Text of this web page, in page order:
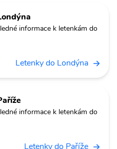
informace k letenkám do
Letenky do Londýna
informace k letenkám do
Letenky do Paříže